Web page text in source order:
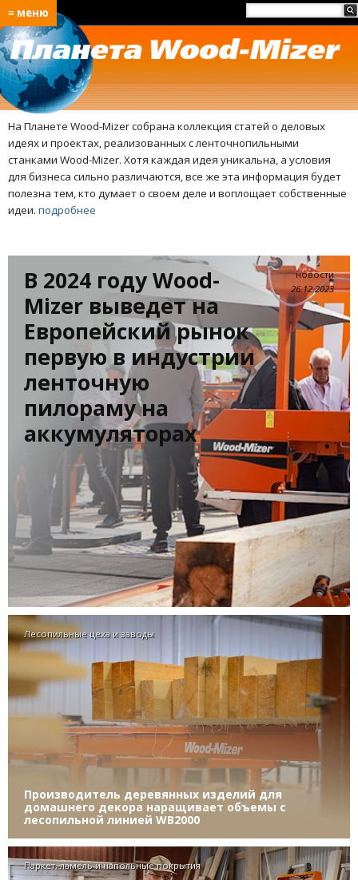
≡ меню
На Планете Wood-Mizer собрана коллекция статей о деловых
идеях и проектах, реализованных с ленточнопильными
станками Wood-Mizer. Хотя каждая идея уникальна, а условия
для бизнеса сильно различаются, все же эта информация будет
полезна тем, кто думает о своем деле и воплощает собственные
идеи. подробнее
новости
26.12.2023
В 2024 году Wood-
Mizer выведет на
Европейский рынок
первую в индустрии
ленточную
пилораму на
аккумуляторах
Лесопильные цеха и заводы
Производитель деревянных изделий для
домашнего декора наращивает объемы с
лесопильной линией WB2000
Паркет, ламель и напольные покрытия